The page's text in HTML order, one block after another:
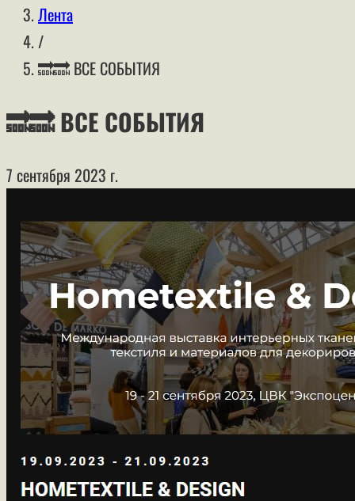
Лента
/
🔜🔜 ВСЕ СОБЫТИЯ
🔜🔜 ВСЕ СОБЫТИЯ
7 сентября 2023 г.